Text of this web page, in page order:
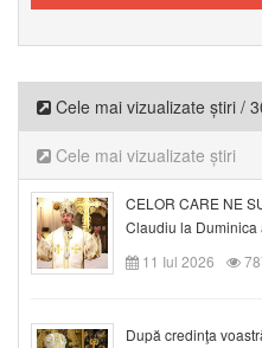
Cele mai vizualizate știri /
Cele mai vizualizate știri
CELOR CARE NE
Claudiu la Duminica
11 Iul 2026
După credinţa